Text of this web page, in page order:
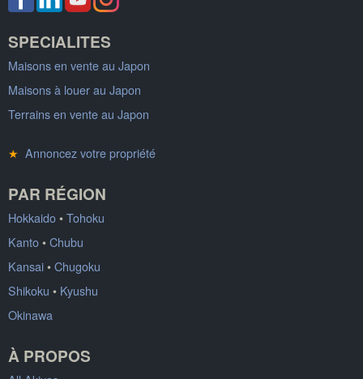
SPECIALITES
Maisons en vente au Japon
Maisons à louer au Japon
Terrains en vente au Japon
★ Annoncez votre propriété
PAR RÉGION
Hokkaido•Tohoku
Kanto•Chubu
Kansai•Chugoku
Shikoku • Kyushu
Okinawa
À PROPOS